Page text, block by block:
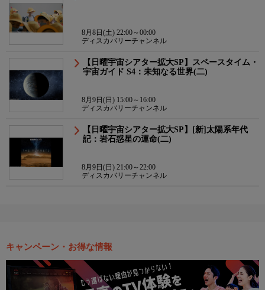
8月8日(土) 22:00～00:00
ディスカバリーチャンネル
【日曜宇宙シアター拡大SP】スペースタイム・
宇宙ガイド S4：未知なる世界(二)
8月9日(日) 15:00～16:00
ディスカバリーチャンネル
【日曜宇宙シアター拡大SP】[新]太陽系年代
記：岩石惑星の運命(二)
8月9日(日) 21:00～22:00
ディスカバリーチャンネル
キャンペーン・お得な情報